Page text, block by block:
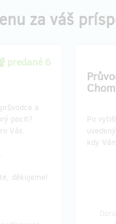
za váš
predané 6
a
pocit?
Vás.
děkujeme!
Po
kdy